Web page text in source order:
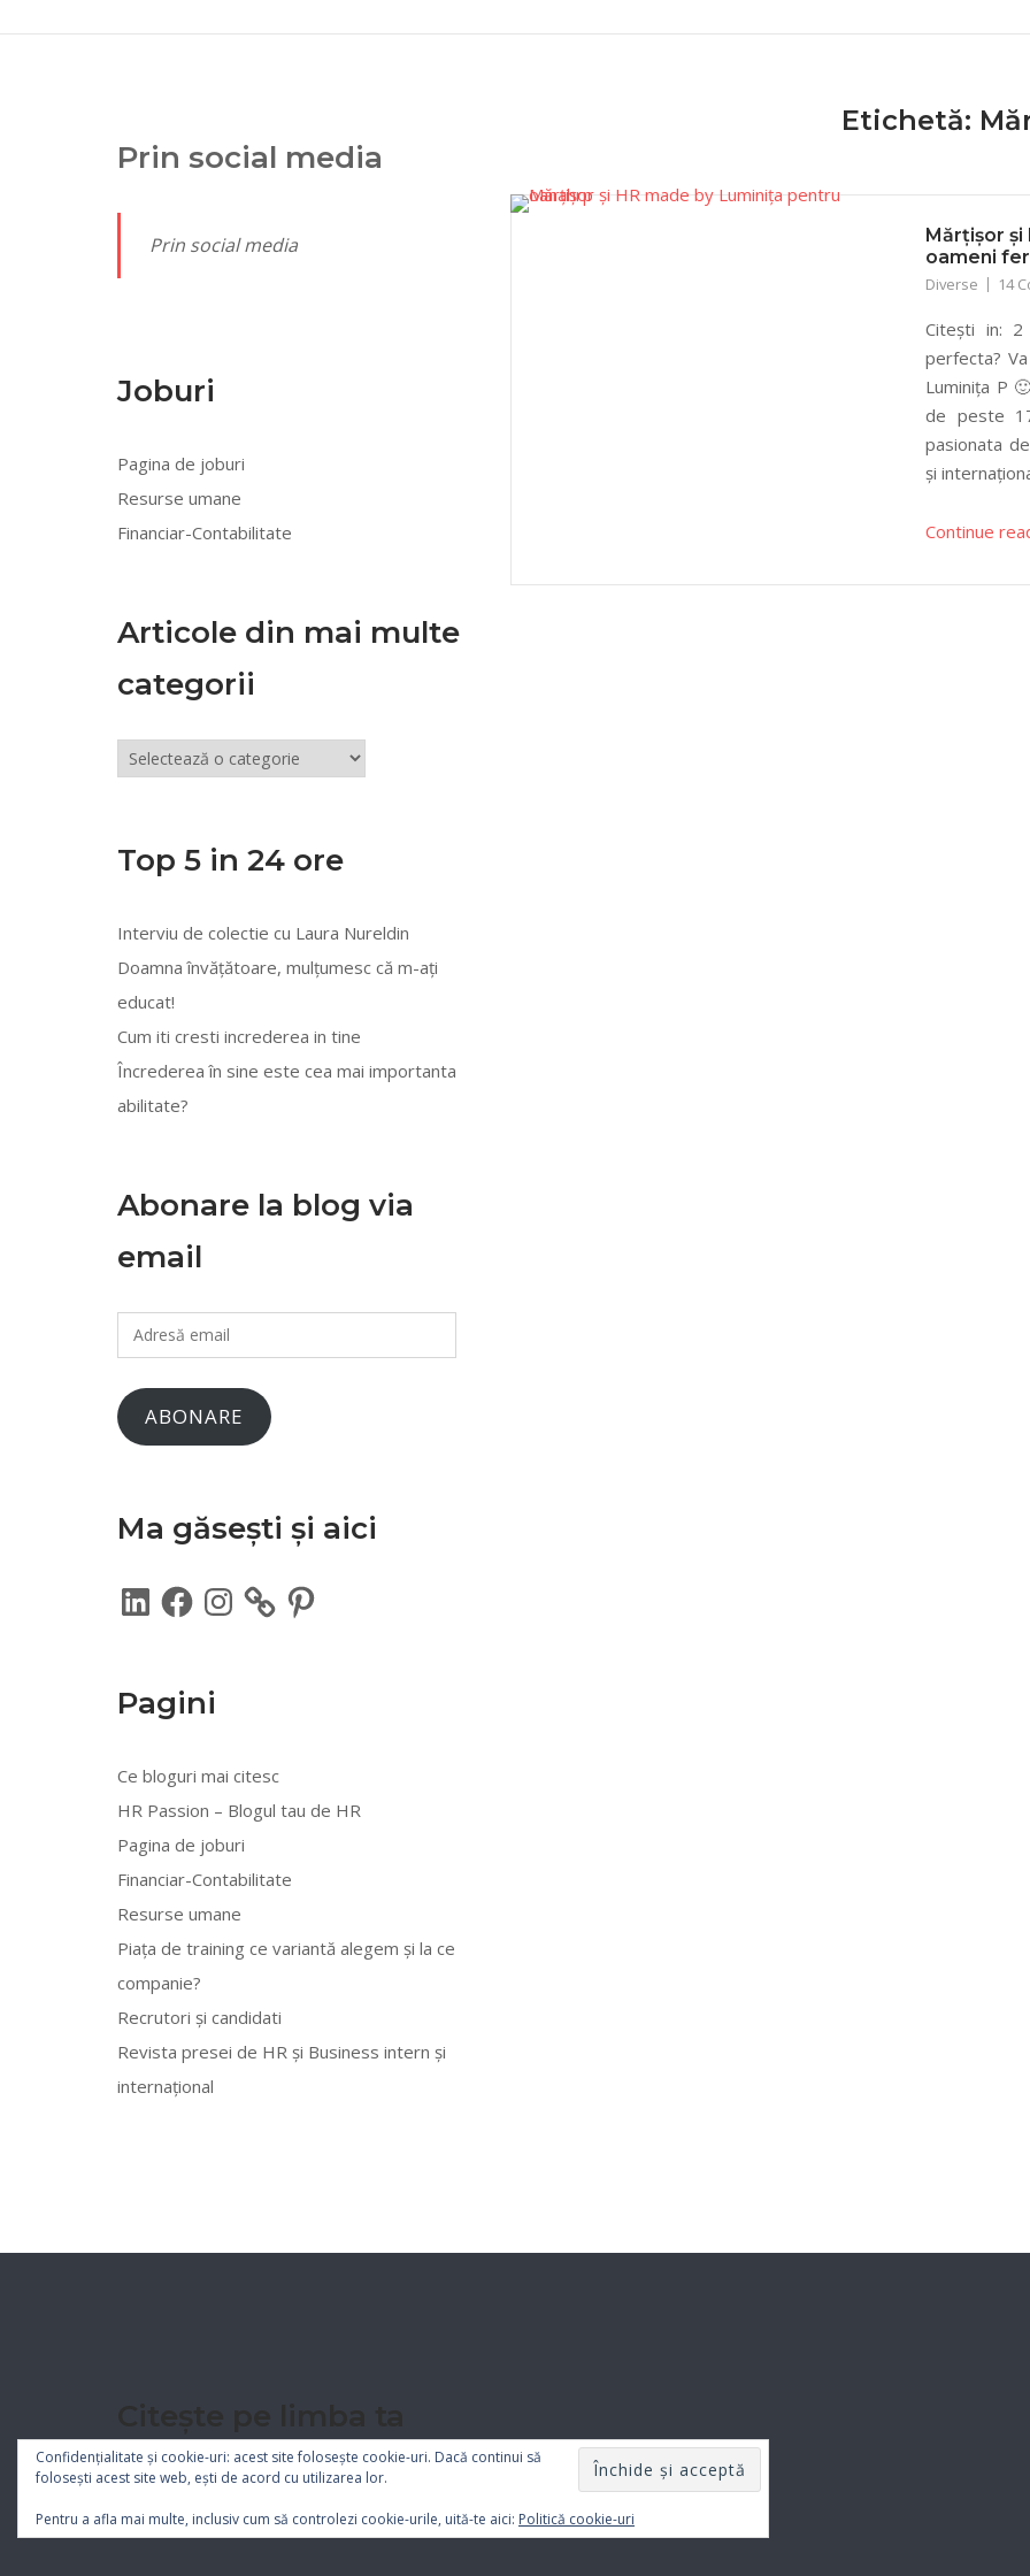
Etichetă:
Mărțișor
oameni
Diverse 14
Citești in: 2
perfecta?
Luminița P
de peste
pasionata
și
Continue
Prin social media
Prin social media
Joburi
Pagina de joburi
Resurse umane
Financiar-Contabilitate
Articole din mai multe
categorii
Articole
din
categorii
Top 5 in 24 ore
Interviu de colectie cu Laura Nureldin
Doamna învățătoare, mulțumesc că m-ați
educat!
Cum iti cresti increderea in tine
Încrederea în sine este cea mai importanta
abilitate?
Abonare la blog via
email
Adresă
email
ABONARE
Ma găsești și aici
LinkedInFacebookInstagram Pinterest
Pagini
Ce bloguri mai citesc
HR Passion – Blogul tau de HR
Pagina de joburi
Financiar-Contabilitate
Resurse umane
Piața de training ce variantă alegem și la ce
companie?
Recrutori și candidati
Revista presei de HR și Business intern și
internațional
Confidențialitate și cookie-uri: acest site folosește cookie-uri. Dacă continui să
folosești acest site web, ești de acord cu utilizarea lor.
Pentru a afla mai multe, inclusiv cum să controlezi cookie-urile, uită-te aici: Politică cookie-uri